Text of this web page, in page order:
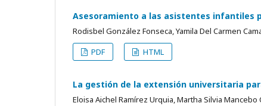
Asesoramiento a las asistentes infantiles
Rodisbel González Fonseca, Yamila Del Carmen
PDF
HTML
La gestión de la extensión universitaria
Eloisa Aichel Ramírez Urquia, Martha Silvia